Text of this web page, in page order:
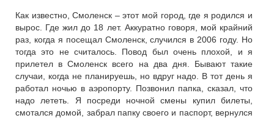
Как известно, Смоленск – этот мой город, где я родился и
вырос. Где жил до 18 лет. Аккуратно говоря, мой крайний
раз, когда я посещал Смоленск, случился в 2006 году. Но
тогда это не считалось. Повод был очень плохой, и я
прилетел в Смоленск всего на два дня. Бывают такие
случаи, когда не планируешь, но вдруг надо. В тот день я
работал ночью в аэропорту. Позвонил папка, сказал, что
надо лететь. Я посреди ночной смены купил билеты,
смотался домой, забрал папку своего и паспорт, вернулся